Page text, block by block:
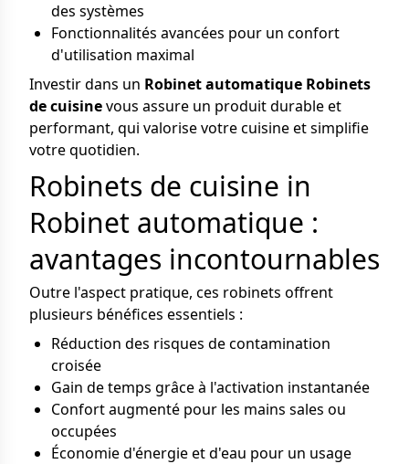
des systèmes
Fonctionnalités avancées pour un confort
d'utilisation maximal
Investir dans un Robinet automatique Robinets
de cuisinevous assure un produit durable et
performant, qui valorise votre cuisine et simplifie
votre quotidien.
Robinets de cuisine in
Robinet automatique :
avantages incontournables
Outre l'aspect pratique, ces robinets offrent
plusieurs bénéfices essentiels :
Réduction des risques de contamination
croisée
Gain de temps grâce à l'activation instantanée
Confort augmenté pour les mains sales ou
occupées
Économie d'énergie et d'eau pour un usage